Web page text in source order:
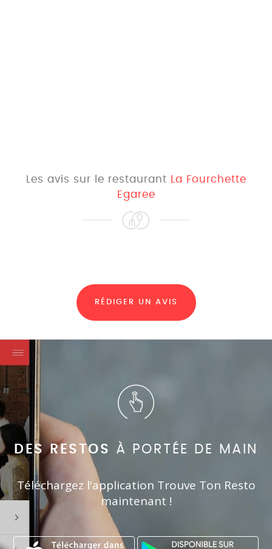
Les avis sur le restaurant
La Fourchette
Egaree
RÉDIGER UN AVIS
DES RESTOS À PORTÉE DE MAIN
Téléchargez l'application Trouve Ton Resto
maintenant !